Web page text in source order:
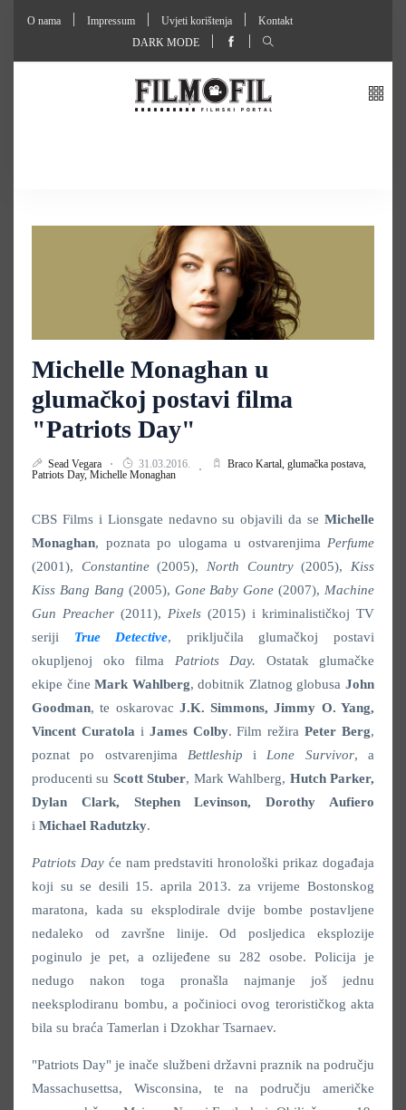
O nama Impressum Uvjeti korištenja
Kontakt
DARK MODE
Michelle Monaghan u
glumačkoj postavi filma
"Patriots Day"
Sead Vegara 31.03.2016. Braco Kartal, glumačka postava,
Patriots Day, Michelle Monaghan
CBS Films i Lionsgate nedavno su objavili da se Michelle
Monaghan, poznata po ulogama u ostvarenjima Perfume
(2001), Constantine(2005), North Country(2005), Kiss
Kiss Bang Bang (2005), Gone Baby Gone (2007), Machine
Gun Preacher (2011), Pixels (2015) i kriminalističkoj TV
seriji True Detective, priključila glumačkoj postavi
okupljenoj oko filma Patriots Day. Ostatak glumačke
ekipe čineMark Wahlberg, dobitnik Zlatnog globusaJohn
Goodman, te oskarovac J.K. Simmons, Jimmy O. Yang,
Vincent Curatola i James Colby. Film režiraPeter Berg,
poznat po ostvarenjima Bettleshipi Lone Survivor, a
producenti su Scott Stuber, Mark Wahlberg, Hutch Parker,
Dylan Clark, Stephen Levinson, Dorothy Aufiero
i Michael Radutzky.
Patriots Day će nam predstaviti hronološki prikaz događaja
koji su se desili 15. aprila 2013. za vrijeme Bostonskog
maratona, kada su eksplodirale dvije bombe postavljene
nedaleko od završne linije. Od posljedica eksplozije
poginulo je pet, a ozlijeđene su 282 osobe. Policija je
nedugo nakon toga pronašla najmanje još jednu
neeksplodiranu bombu, a počinioci ovog terorističkog akta
bila su braća Tamerlan i Dzokhar Tsarnaev.
"Patriots Day" je inače službeni državni praznik na području
Massachusettsa, Wisconsina, te na području američke